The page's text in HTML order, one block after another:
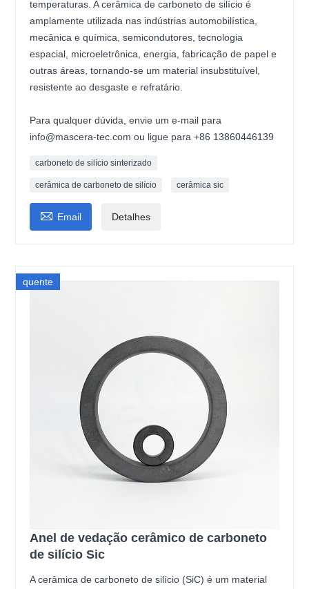
temperaturas. A cerâmica de carboneto de silício é
amplamente utilizada nas indústrias automobilística,
mecânica e química, semicondutores, tecnologia
espacial, microeletrônica, energia, fabricação de papel e
outras áreas, tornando-se um material insubstituível,
resistente ao desgaste e refratário.
Para qualquer dúvida, envie um e-mail para
info@mascera-tec.com ou ligue para +86 13860446139
carboneto de silício sinterizado
cerâmica de carboneto de silício cerâmica sic
 Email Detalhes
quente
Anel de vedação cerâmico de carboneto
de silício Sic
A cerâmica de carboneto de silício (SiC) é um material